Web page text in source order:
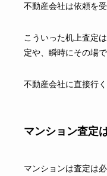
不動産会社は依頼を
こういった机上査定
定や、瞬時にその場
不動産会社に直接行
マンション査定
マンションは査定は